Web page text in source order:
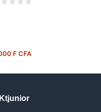
F CFA